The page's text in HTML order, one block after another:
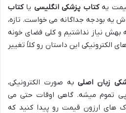
یهکتاب پزشکی انگلیسی یاکتاب
یه بودجه جداگانه می خواست. تازه،
بهش نیاز نداشتیم و کلی فضای خونه
الکترونیکی این داستان رو کلاً تغییر
زبان اصلیبه صورت الکترونیکی،
تموم میشه. گاهی اوقات حتی می
های ارزون قیمت رو پیدا کنید که